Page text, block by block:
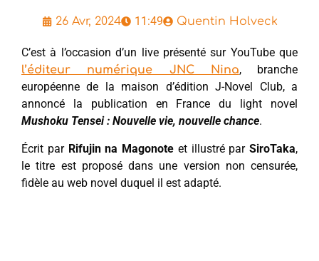
26 Avr, 2024 11:49 Quentin Holveck
C’est à l’occasion d’un live présenté sur YouTube que
l’éditeur numérique JNC Nina, branche
européenne de la maison d’édition J-Novel Club, a
annoncé la publication en France du light novel
Mushoku Tensei : Nouvelle vie, nouvelle chance.
Écrit par Rifujin na Magonote et illustré par SiroTaka,
le titre est proposé dans une version non censurée,
fidèle au web novel duquel il est adapté.